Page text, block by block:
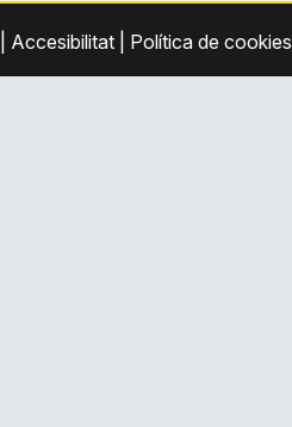
Accesibilitat| Política de cookies